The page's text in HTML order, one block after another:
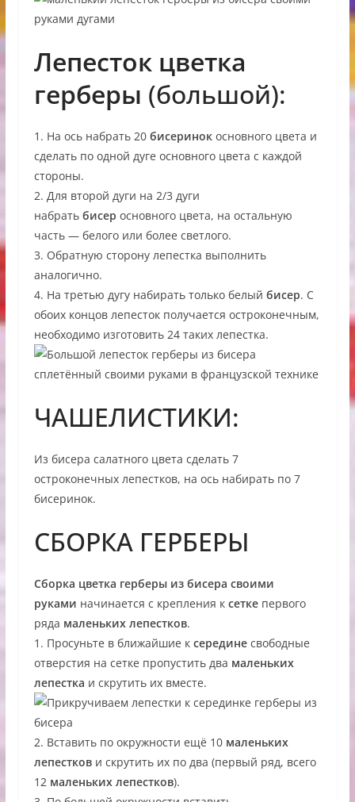
Лепесток цветка
герберы (большой):
1. На ось набрать 20 бисеринокосновного цвета и
сделать по одной дуге основного цвета с каждой
стороны.
2. Для второй дуги на 2/3 дуги
набрать бисер основного цвета, на остальную
часть — белого или более светлого.
3. Обратную сторону лепестка выполнить
аналогично.
4. На третью дугу набирать только белый бисер. С
обоих концов лепесток получается остроконечным,
необходимо изготовить 24 таких лепестка.
ЧАШЕЛИСТИКИ:
Из бисера салатного цвета сделать 7
остроконечных лепестков, на ось набирать по 7
бисеринок.
СБОРКА ГЕРБЕРЫ
Сборка цветка герберы из бисера своими
руками начинается с крепления к сеткепервого
ряда маленьких лепестков.
1. Просуньте в ближайшие к серединесвободные
отверстия на сетке пропустить два маленьких
лепестка и скрутить их вместе.
2. Вставить по окружности ещё 10 маленьких
лепесткови скрутить их по два (первый ряд, всего
12 маленьких лепестков).